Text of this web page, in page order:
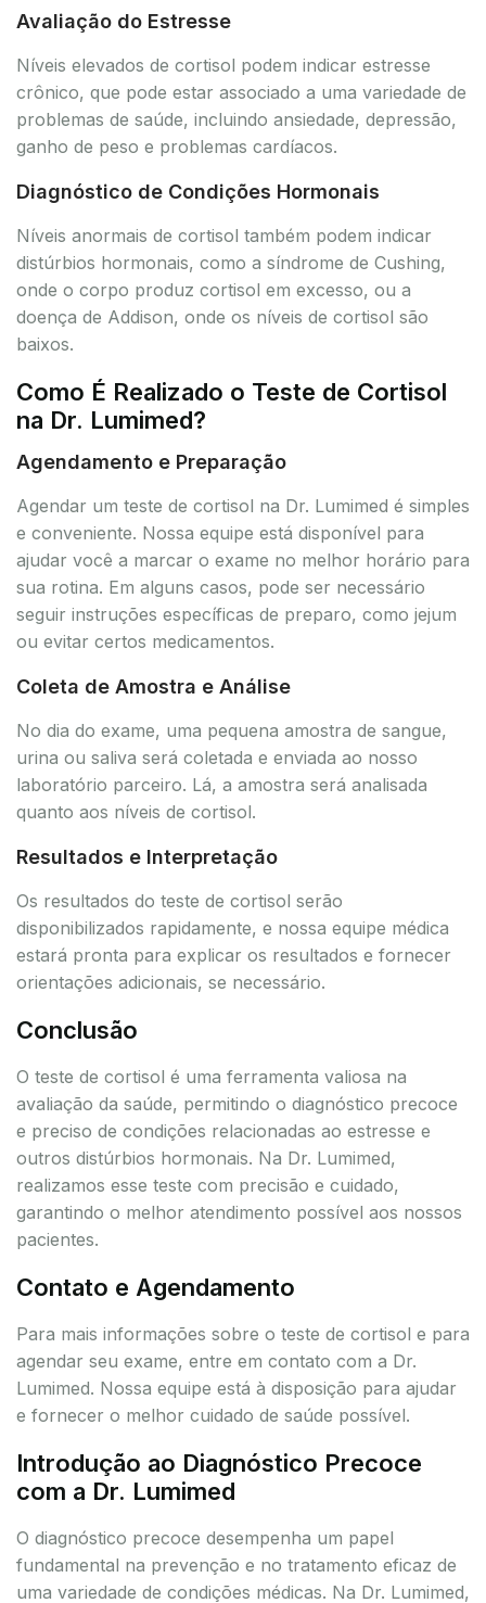
Avaliação do Estresse
Níveis elevados de cortisol podem indicar estresse
crônico, que pode estar associado a uma variedade de
problemas de saúde, incluindo ansiedade, depressão,
ganho de peso e problemas cardíacos.
Diagnóstico de Condições Hormonais
Níveis anormais de cortisol também podem indicar
distúrbios hormonais, como a síndrome de Cushing,
onde o corpo produz cortisol em excesso, ou a
doença de Addison, onde os níveis de cortisol são
baixos.
Como É Realizado o Teste de Cortisol
na Dr. Lumimed?
Agendamento e Preparação
Agendar um teste de cortisol na Dr. Lumimed é simples
e conveniente. Nossa equipe está disponível para
ajudar você a marcar o exame no melhor horário para
sua rotina. Em alguns casos, pode ser necessário
seguir instruções específicas de preparo, como jejum
ou evitar certos medicamentos.
Coleta de Amostra e Análise
No dia do exame, uma pequena amostra de sangue,
urina ou saliva será coletada e enviada ao nosso
laboratório parceiro. Lá, a amostra será analisada
quanto aos níveis de cortisol.
Resultados e Interpretação
Os resultados do teste de cortisol serão
disponibilizados rapidamente, e nossa equipe médica
estará pronta para explicar os resultados e fornecer
orientações adicionais, se necessário.
Conclusão
O teste de cortisol é uma ferramenta valiosa na
avaliação da saúde, permitindo o diagnóstico precoce
e preciso de condições relacionadas ao estresse e
outros distúrbios hormonais. Na Dr. Lumimed,
realizamos esse teste com precisão e cuidado,
garantindo o melhor atendimento possível aos nossos
pacientes.
Contato e Agendamento
Para mais informações sobre o teste de cortisol e para
agendar seu exame, entre em contato com a Dr.
Lumimed. Nossa equipe está à disposição para ajudar
e fornecer o melhor cuidado de saúde possível.
Introdução ao Diagnóstico Precoce
com a Dr. Lumimed
O diagnóstico precoce desempenha um papel
fundamental na prevenção e no tratamento eficaz de
uma variedade de condições médicas. Na Dr. Lumimed,